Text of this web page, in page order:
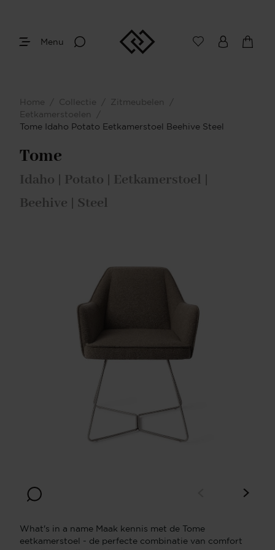
Menu
Home / Collectie / Zitmeubelen
/
Eetkamerstoelen
/
Tome Idaho Potato Eetkamerstoel Beehive Steel
Tome
Idaho | Potato | Eetkamerstoel |
Beehive | Steel
What's in a name Maak kennis met de Tome
eetkamerstoel - de perfecte combinatie van comfort